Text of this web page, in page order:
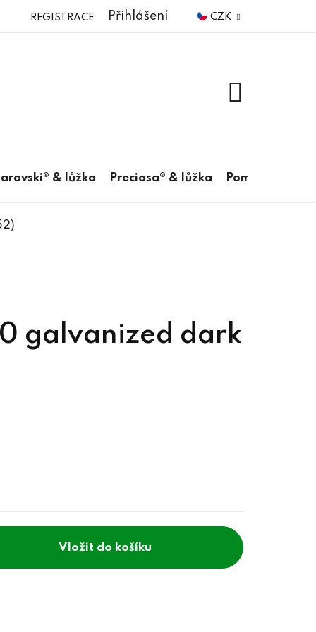
CZK
Přihlášení
REGISTRACE
& lůžka Preciosa® & lůžka Pomůcky
galvanized dark
do košíku